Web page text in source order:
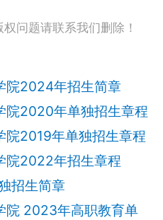
问题请联系我们删除！
院2024年招生简章
院2020年单独招生章程
院2019年单独招生章程
院2022年招生章程
招生简章
院 2023年高职教育单